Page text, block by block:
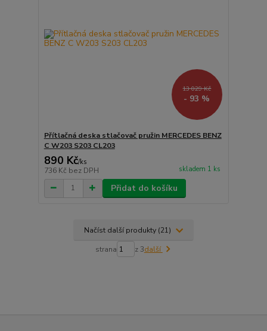
13 029 Kč
- 93 %
Přítlačná deska stlačovač pružin MERCEDES BENZ
C W203 S203 CL203
890 Kč/ks
736 Kč bez DPH skladem 1 ks
Přidat do košíku
Načíst další produkty (21)
strana z 3další